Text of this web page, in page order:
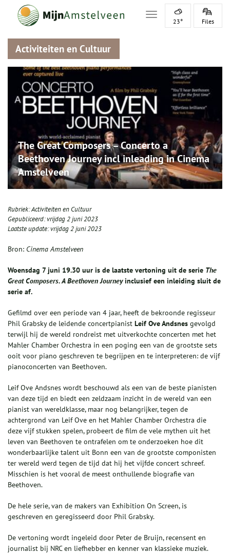
Toggle navigation
23° Files
Activiteiten en Cultuur
The Great Composers – Concerto a
Beethoven Journey incl inleading in Cinema
Amstelveen
Rubriek:Activiteiten en Cultuur
Gepubliceerd:vrijdag 2 juni 2023
Laatste update:vrijdag 2 juni 2023
Bron: Cinema Amstelveen
Woensdag 7 juni 19.30 uur is de laatste vertoning uit de serie The
Great Composers. A Beethoven Journeyinclusief een inleiding sluit de
serie af.
Gefilmd over een periode van 4 jaar, heeft de bekroonde regisseur
Phil Grabsky de leidende concertpianist Leif Ove Andsnes gevolgd
terwijl hij de wereld rondreist met uitverkochte concerten met het
Mahler Chamber Orchestra in een poging een van de grootste sets
ooit voor piano geschreven te begrijpen en te interpreteren: de vijf
pianoconcerten van Beethoven.
Leif Ove Andsnes wordt beschouwd als een van de beste pianisten
van deze tijd en biedt een zeldzaam inzicht in de wereld van een
pianist van wereldklasse, maar nog belangrijker, tegen de
achtergrond van Leif Ove en het Mahler Chamber Orchestra die
deze vijf stukken spelen, probeert de film de vele mythen uit het
leven van Beethoven te ontrafelen om te onderzoeken hoe dit
wonderbaarlijke talent uit Bonn een van de grootste componisten
ter wereld werd tegen de tijd dat hij het vijfde concert schreef.
Misschien is het vooral de meest onthullende biografie van
Beethoven.
De hele serie, van de makers van Exhibition On Screen, is
geschreven en geregisseerd door Phil Grabsky.
De vertoning wordt ingeleid door Peter de Bruijn, recensent en
journalist bij NRC en liefhebber en kenner van klassieke muziek.